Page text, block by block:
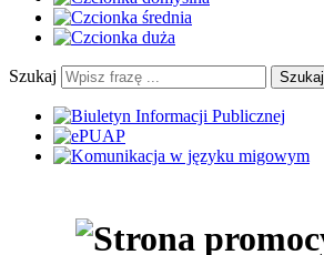
Szukaj Szukaj